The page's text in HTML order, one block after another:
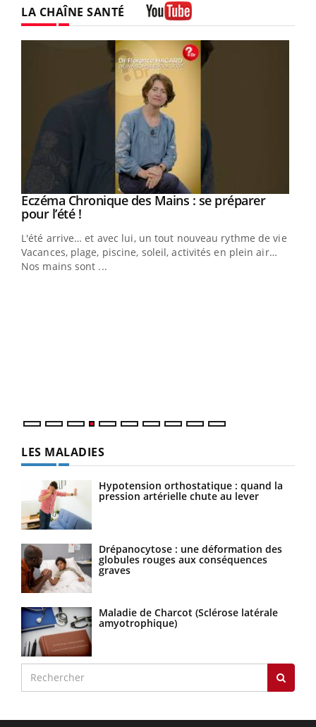
LA CHAÎNE SANTÉ
Youtube
Eczéma Chronique des Mains : se préparer
pour l’été !Youtube
L'été arrive… et avec lui, un tout nouveau rythme de vie !
Vacances, plage, piscine, soleil, activités en plein air…
Nos mains sont ...
LES MALADIES
Hypotension orthostatique : quand la
pression artérielle chute au lever
Drépanocytose : une déformation des
globules rouges aux conséquences
graves
Maladie de Charcot (Sclérose latérale
amyotrophique)